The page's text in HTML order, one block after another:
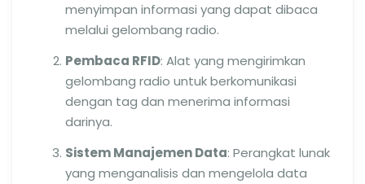
menyimpan informasi yang dapat dibaca
melalui gelombang radio.
Pembaca RFID: Alat yang mengirimkan
gelombang radio untuk berkomunikasi
dengan tag dan menerima informasi
darinya.
Sistem Manajemen Data: Perangkat lunak
yang menganalisis dan mengelola data